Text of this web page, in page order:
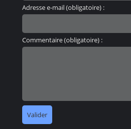
Adresse e-mail (obligatoire) :
Commentaire (obligatoire) :